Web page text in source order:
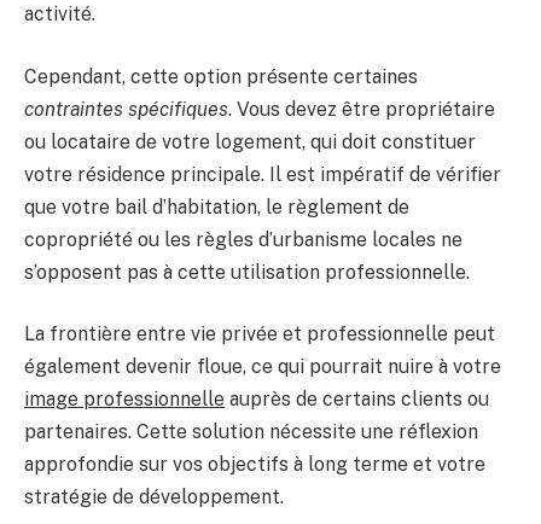
activité.
Cependant, cette option présente certaines
contraintes spécifiques. Vous devez être propriétaire
ou locataire de votre logement, qui doit constituer
votre résidence principale. Il est impératif de vérifier
que votre bail d’habitation, le règlement de
copropriété ou les règles d’urbanisme locales ne
s’opposent pas à cette utilisation professionnelle.
La frontière entre vie privée et professionnelle peut
également devenir floue, ce qui pourrait nuire à votre
image professionnelle auprès de certains clients ou
partenaires. Cette solution nécessite une réflexion
approfondie sur vos objectifs à long terme et votre
stratégie de développement.